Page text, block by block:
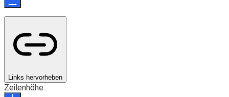
Links hervorheben
Zeilenhöhe